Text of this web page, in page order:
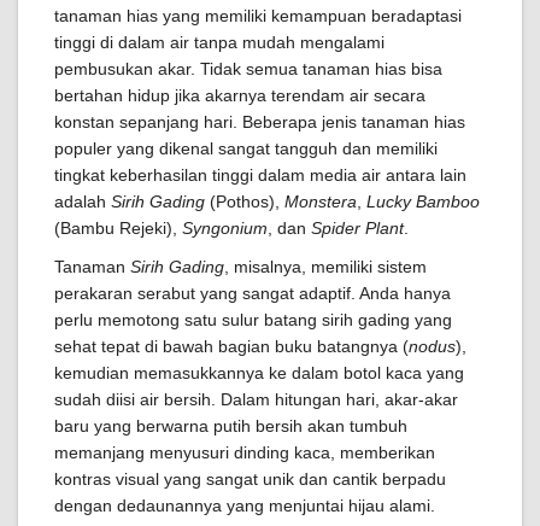
tanaman hias yang memiliki kemampuan beradaptasi
tinggi di dalam air tanpa mudah mengalami
pembusukan akar. Tidak semua tanaman hias bisa
bertahan hidup jika akarnya terendam air secara
konstan sepanjang hari. Beberapa jenis tanaman hias
populer yang dikenal sangat tangguh dan memiliki
tingkat keberhasilan tinggi dalam media air antara lain
adalah Sirih Gading (Pothos), Monstera Lucky Bamboo
(Bambu Rejeki), Syngonium , dan Spider Plant.
Tanaman Sirih Gading , misalnya, memiliki sistem
perakaran serabut yang sangat adaptif. Anda hanya
perlu memotong satu sulur batang sirih gading yang
sehat tepat di bawah bagian buku batangnya (nodus),
kemudian memasukkannya ke dalam botol kaca yang
sudah diisi air bersih. Dalam hitungan hari, akar-akar
baru yang berwarna putih bersih akan tumbuh
memanjang menyusuri dinding kaca, memberikan
kontras visual yang sangat unik dan cantik berpadu
dengan dedaunannya yang menjuntai hijau alami.